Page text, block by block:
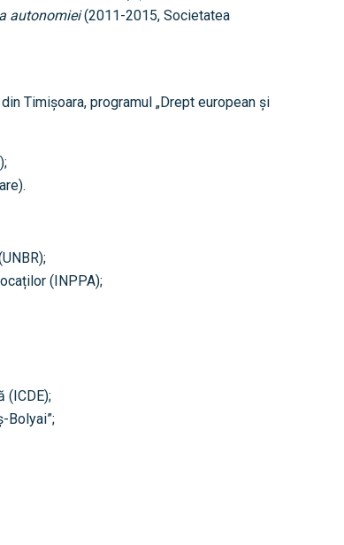
autonomiei(2011-2015, Societatea
Timișoara, programul „Drept european și
(INPPA);
(ICDE);
Bolyai”;